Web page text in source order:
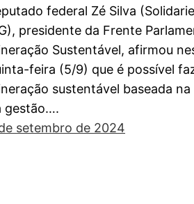
federal Zé Silva
presidente da Frente
Sustentável, afirmou
feira (5/9) que é possível
sustentável baseada na
gestão….
setembro de 2024